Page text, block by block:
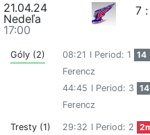
21.04.24
Nedeľa
17:00
7 :
Góly (2) 08:21 I Period: 1 14
Ferencz
44:45 I Period: 3 14
Ferencz
Tresty (1) 29:32 I Period: 2